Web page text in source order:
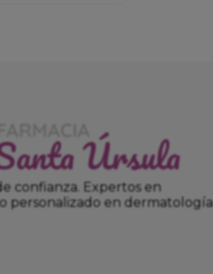
confianza. Expertos en
personalizado en dermatología